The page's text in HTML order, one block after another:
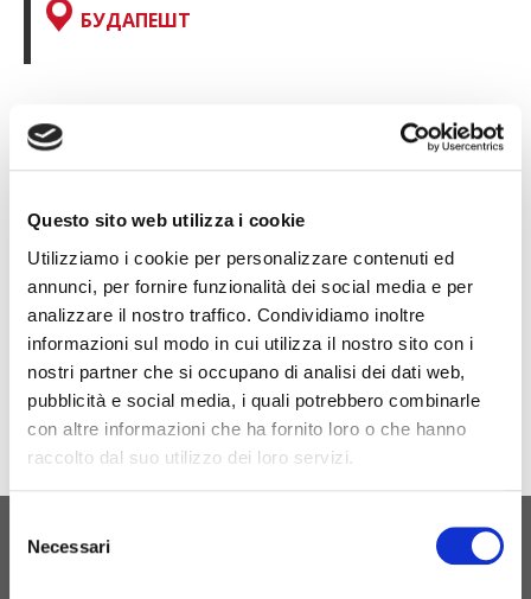
Questo sito web utilizza i cookie
Utilizziamo i cookie per personalizzare contenuti ed
annunci, per fornire funzionalità dei social media e per
analizzare il nostro traffico. Condividiamo inoltre
informazioni sul modo in cui utilizza il nostro sito con i
nostri partner che si occupano di analisi dei dati web,
pubblicità e social media, i quali potrebbero combinarle
con altre informazioni che ha fornito loro o che hanno
raccolto dal suo utilizzo dei loro servizi.
delNecessari
БУДАПЕШТ
Мы будем присутствовать на выставке AUTOTECH
Место проведения мероприятия